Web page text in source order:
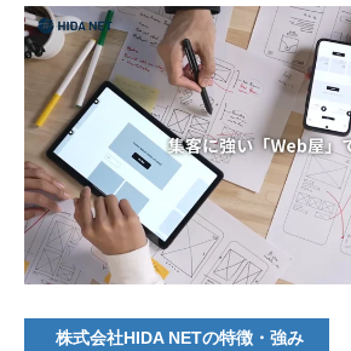
株式会社HIDA NETの特徴・強み